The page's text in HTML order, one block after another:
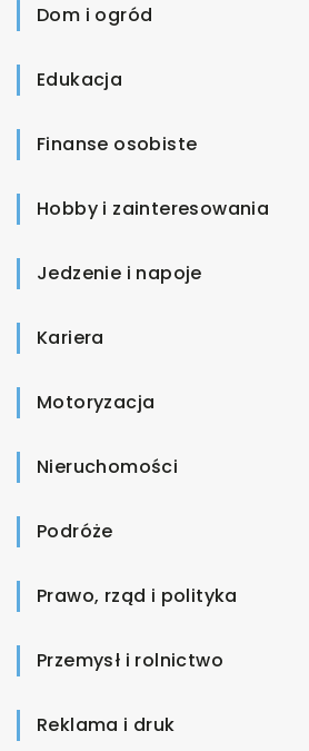
Dom i ogród
Edukacja
Finanse osobiste
Hobby i zainteresowania
Jedzenie i napoje
Kariera
Motoryzacja
Nieruchomości
Podróże
Prawo, rząd i polityka
Przemysł i rolnictwo
Reklama i druk